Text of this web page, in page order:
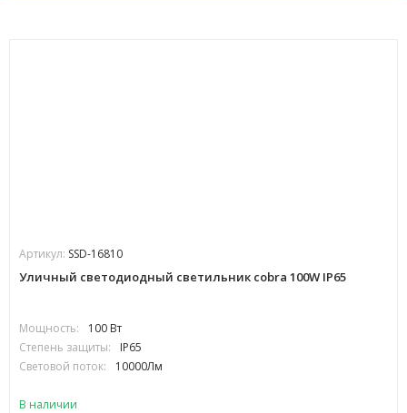
Артикул: SSD-16810
Уличный светодиодный светильник cobra 100W IP65
Мощность:
100 Вт
Степень защиты:
IP65
Световой поток:
10000Лм
В наличии